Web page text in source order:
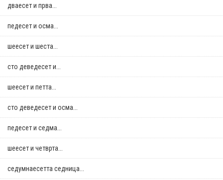
дваесет и прва...
педесет и осма...
шеесет и шеста...
сто деведесет и...
шеесет и петта...
сто деведесет и осма...
педесет и седма...
шеесет и четврта...
седумнаесетта седница...